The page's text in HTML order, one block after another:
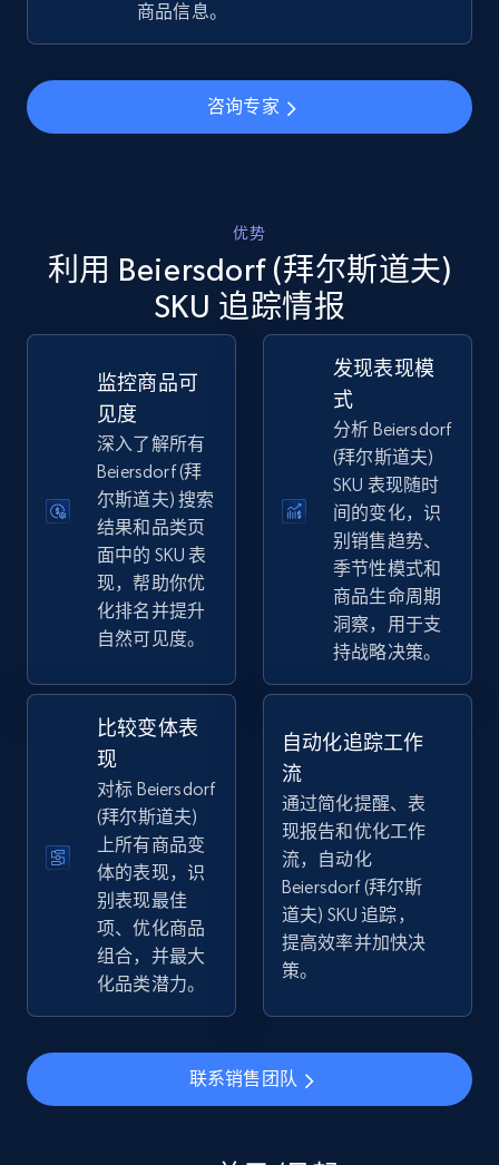
info, Stars, Feedbacks, Return policy, and more.
eBay
URL, Product id, Title, Seller name, Seller rating,
Seller reviews, Breadcrumbs, Root category, and
more.
2.5K+ 立即开始
eBay - Gather data on products using
specified keywords
URL, Product id, Title, Seller name, Seller rating,
Seller reviews, Breadcrumbs, Root category, and
2.5K+ 359+ 立即开始
eBay - Collect products from shops on eBay
URL, Product id, Title, Seller name, Seller rating,
Seller reviews, Breadcrumbs, Root category, and
more.
2.5K+ 359+ 立即开始
URL, Product id, Title, Seller name, Seller rating,
Seller reviews, Breadcrumbs, Root category, and
商品信息。
咨询专家
优势
利用 Beiersdorf (拜尔斯道夫)
SKU 追踪情报
监控商品可
见度
深入了解所有
Beiersdorf (拜
尔斯道夫) 搜索
结果和品类页
面中的 SKU 表
现，帮助你优
化排名并提升
自然可见度。
发现表现模
式
分析 Beiersdorf
(拜尔斯道夫)
SKU 表现随时
间的变化，识
别销售趋势、
季节性模式和
商品生命周期
洞察，用于支
持战略决策。
比较变体表
现
对标 Beiersdorf
(拜尔斯道夫)
上所有商品变
体的表现，识
别表现最佳
项、优化商品
组合，并最大
化品类潜力。
自动化追踪工作
流
通过简化提醒、表
现报告和优化工作
流，自动化
Beiersdorf (拜尔斯
道夫) SKU 追踪，
提高效率并加快决
策。
联系销售团队